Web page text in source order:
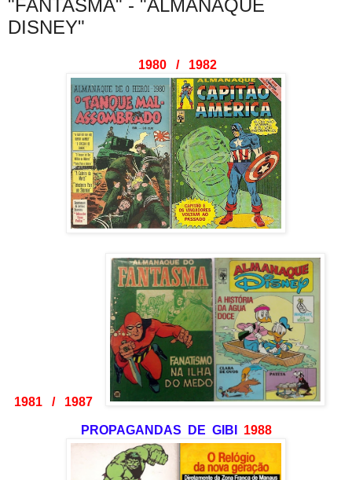
"FANTASMA" - "ALMANAQUE
DISNEY"
1980 / 1982
1981 / 1987
PROPAGANDAS DE GIBI 1988